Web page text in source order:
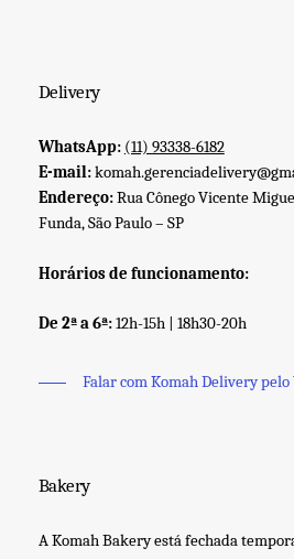
Delivery
WhatsApp: (11) 93338-6182
E-mail:
Endereço:Rua Cônego Vicente
Funda, São Paulo – SP
Horários de funcionamento:
De 2ª a 6ª:12h-15h | 18h30-20h
Falar com Komah Delivery
Bakery
A Komah Bakery está fechada